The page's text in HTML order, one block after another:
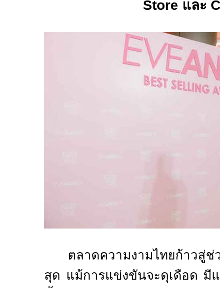
Store และ
ตลาดความงามไทยก้าวสู่ช่
สุด แม้การแข่งขันจะดุเดือด มี